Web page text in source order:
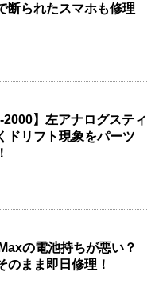
断られたスマホも修理
2000】左アナログスティ
ドリフト現象をパーツ
の電池持ちが悪い？
のまま即日修理！